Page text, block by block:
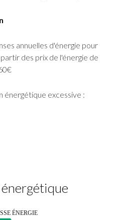
annuelles d'énergie pour
des prix de l'énergie de
énergétique excessive :